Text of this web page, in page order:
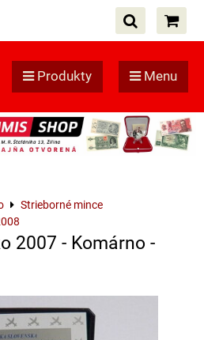
Produkty Menu
Strieborné mince
2007 - Komárno -